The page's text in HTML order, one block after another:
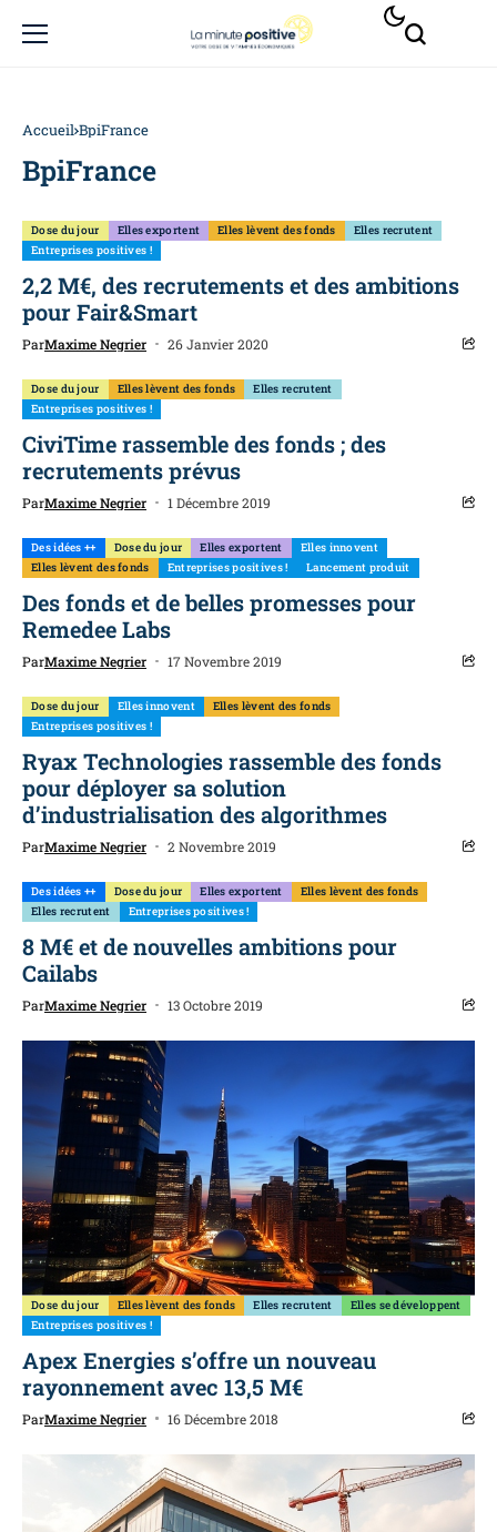
Accueil BpiFrance
BpiFrance
Dose du jour Elles exportent Elles lèvent des fonds
Elles recrutent
Entreprises positives !
2,2 M€, des recrutements et des ambitions
pour Fair&Smart
ParMaxime Negrier 26 Janvier 2020
Dose du jour Elles lèvent des fonds
Elles recrutent
Entreprises positives !
CiviTime rassemble des fonds ; des
recrutements prévus
ParMaxime Negrier 1 Décembre 2019
Des idées ++ Dose du jour Elles exportent
Elles innovent
Elles lèvent des fonds
Entreprises positives ! Lancement produit
Des fonds et de belles promesses pour
Remedee Labs
ParMaxime Negrier 17 Novembre 2019
Dose du jour Elles innovent
Elles lèvent des fonds
Entreprises positives !
Ryax Technologies rassemble des fonds
pour déployer sa solution
d’industrialisation des algorithmes
ParMaxime Negrier 2 Novembre 2019
Des idées ++ Dose du jour Elles exportent
Elles lèvent des fonds
Elles recrutent
Entreprises positives !
8 M€ et de nouvelles ambitions pour
Cailabs
ParMaxime Negrier 13 Octobre 2019
Dose du jour Elles lèvent des fonds Elles recrutent
Elles se développent
Entreprises positives !
Apex Energies s’offre un nouveau
rayonnement avec 13,5 M€
ParMaxime Negrier 16 Décembre 2018